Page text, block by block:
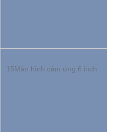
15Màn hình cảm ứng.6 inch